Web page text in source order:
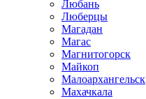
Любань
Люберцы
Магадан
Магас
Магнитогорск
Майкоп
Малоархангельск
Махачкала